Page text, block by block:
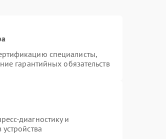
специалисты,
гарантийных обязательств
диагностику и